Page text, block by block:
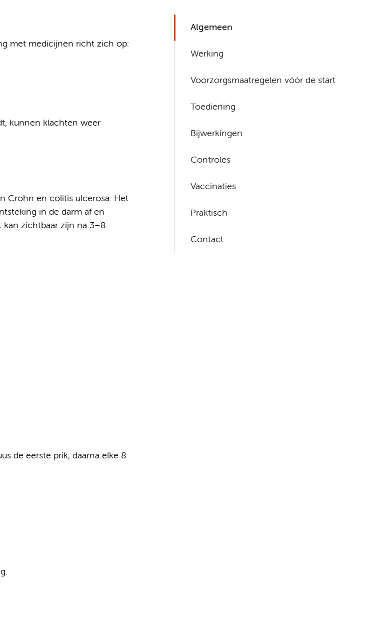
met medicijnen richt zich op:
kunnen klachten weer
Crohn en colitis ulcerosa. Het
in de darm af en
kan zichtbaar zijn na 3–8
de eerste prik, daarna elke 8
Algemeen
Werking
Voorzorgsmaatregelen vóór de start
Toediening
Bijwerkingen
Controles
Vaccinaties
Praktisch
Contact